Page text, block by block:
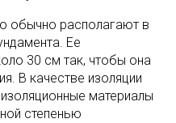
обычно располагают в
Ее
30 см так, чтобы она
В качестве изоляции
материалы
степенью